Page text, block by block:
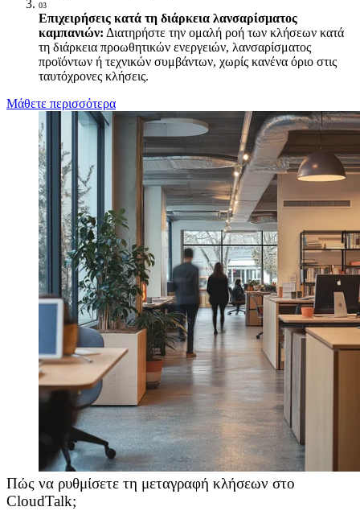
03
Επιχειρήσεις κατά τη διάρκεια λανσαρίσματος
καμπανιών: Διατηρήστε την ομαλή ροή των κλήσεων κατά
τη διάρκεια προωθητικών ενεργειών, λανσαρίσματος
προϊόντων ή τεχνικών συμβάντων, χωρίς κανένα όριο στις
ταυτόχρονες κλήσεις.
Μάθετε περισσότερα
Πώς να ρυθμίσετε τη μεταγραφή κλήσεων στο
CloudTalk;